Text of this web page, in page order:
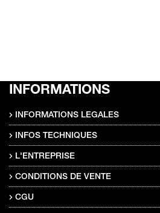
INFORMATIONS
INFORMATIONS LEGALES
INFOS TECHNIQUES
L'ENTREPRISE
CONDITIONS DE VENTE
CGU